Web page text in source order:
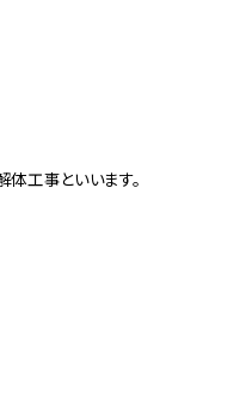
工事といいます。